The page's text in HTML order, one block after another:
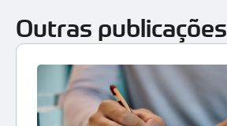
Outras publicações